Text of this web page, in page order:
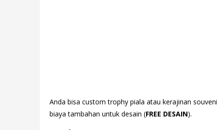
Anda bisa custom trophy piala atau kerajinan
biaya tambahan untuk desain (FREE DESAIN).